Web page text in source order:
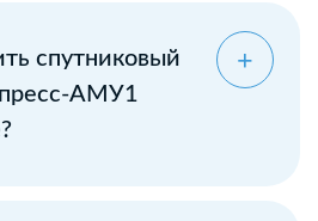
спутниковый
АМУ1